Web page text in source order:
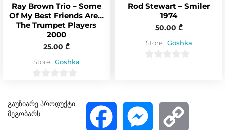
Ray Brown Trio – Some
Of My Best Friends Are…
The Trumpet Players
2000
25.00 ₾
Store: Goshka
u
Rod Stewart – Smiler
1974
50.00 ₾
Store: Goshka
t
o
გაუზიარე პროდუქტი
მეგობარს